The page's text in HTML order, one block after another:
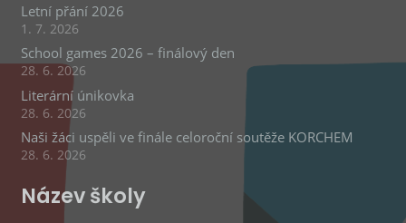
Letní přání 2026
1. 7. 2026
School games 2026 – finálový den
28. 6. 2026
Literární únikovka
28. 6. 2026
Naši žáci uspěli ve finále celoroční soutěže KORCHEM
28. 6. 2026
Název školy